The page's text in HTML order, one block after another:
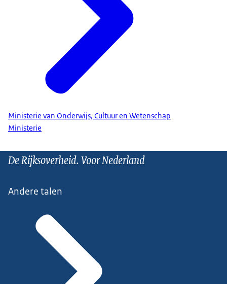
Ministerie van Onderwijs, Cultuur en Wetenschap
Ministerie
De Rijksoverheid. Voor Nederland
Andere talen